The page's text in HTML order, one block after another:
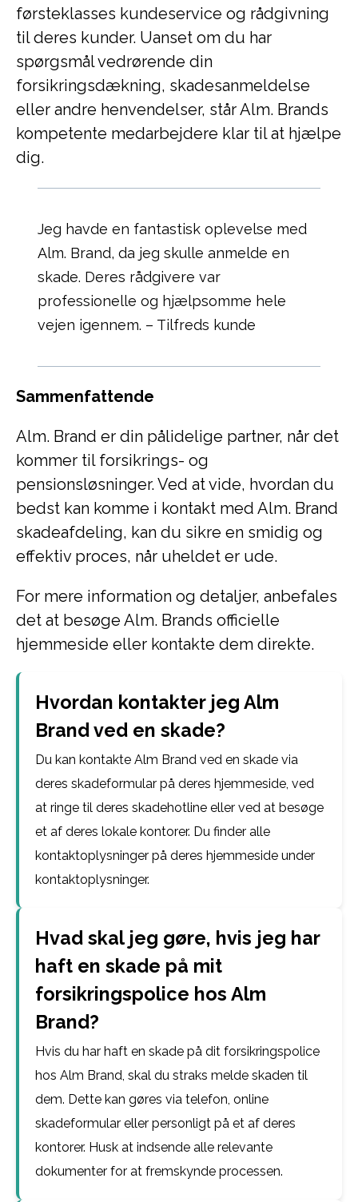
førsteklasses kundeservice og rådgivning
til deres kunder. Uanset om du har
spørgsmål vedrørende din
forsikringsdækning, skadesanmeldelse
eller andre henvendelser, står Alm. Brands
kompetente medarbejdere klar til at hjælpe
dig.
Jeg havde en fantastisk oplevelse med
Alm. Brand, da jeg skulle anmelde en
skade. Deres rådgivere var
professionelle og hjælpsomme hele
vejen igennem. – Tilfreds kunde
Sammenfattende
Alm. Brand er din pålidelige partner, når det
kommer til forsikrings- og
pensionsløsninger. Ved at vide, hvordan du
bedst kan komme i kontakt med Alm. Brand
skadeafdeling, kan du sikre en smidig og
effektiv proces, når uheldet er ude.
For mere information og detaljer, anbefales
det at besøge Alm. Brands officielle
hjemmeside eller kontakte dem direkte.
Hvordan kontakter jeg Alm
Brand ved en skade?
Du kan kontakte Alm Brand ved en skade via
deres skadeformular på deres hjemmeside, ved
at ringe til deres skadehotline eller ved at besøge
et af deres lokale kontorer. Du finder alle
kontaktoplysninger på deres hjemmeside under
kontaktoplysninger.
Hvad skal jeg gøre, hvis jeg har
haft en skade på mit
forsikringspolice hos Alm
Brand?
Hvis du har haft en skade på dit forsikringspolice
hos Alm Brand, skal du straks melde skaden til
dem. Dette kan gøres via telefon, online
skadeformular eller personligt på et af deres
kontorer. Husk at indsende alle relevante
dokumenter for at fremskynde processen.